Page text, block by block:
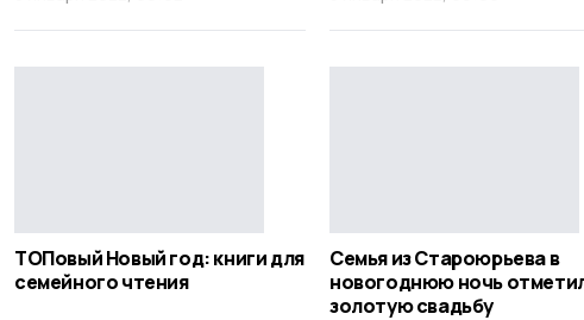
ТОПовый Новый год: книги для
семейного чтения
Семья из Староюрьева в
новогоднюю ночь
золотую свадьбу